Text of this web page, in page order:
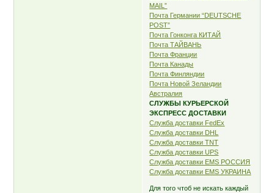
MAIL”
Почта Германии “DEUTSCHE
POST”
Почта Гонконга КИТАЙ
Почта ТАЙВАНЬ
Почта Франции
Почта Канады
Почта Финляндии
Почта Новой Зеландии
Австралия
СЛУЖБЫ КУРЬЕРСКОЙ
ЭКСПРЕСС ДОСТАВКИ
Служба доставки FedEx
Служба доставки DHL
Служба доставки TNT
Служба доставки UPS
Служба доставки EMS РОССИЯ
Служба доставки EMS УКРАИНА
Для того чтоб не искать каждый